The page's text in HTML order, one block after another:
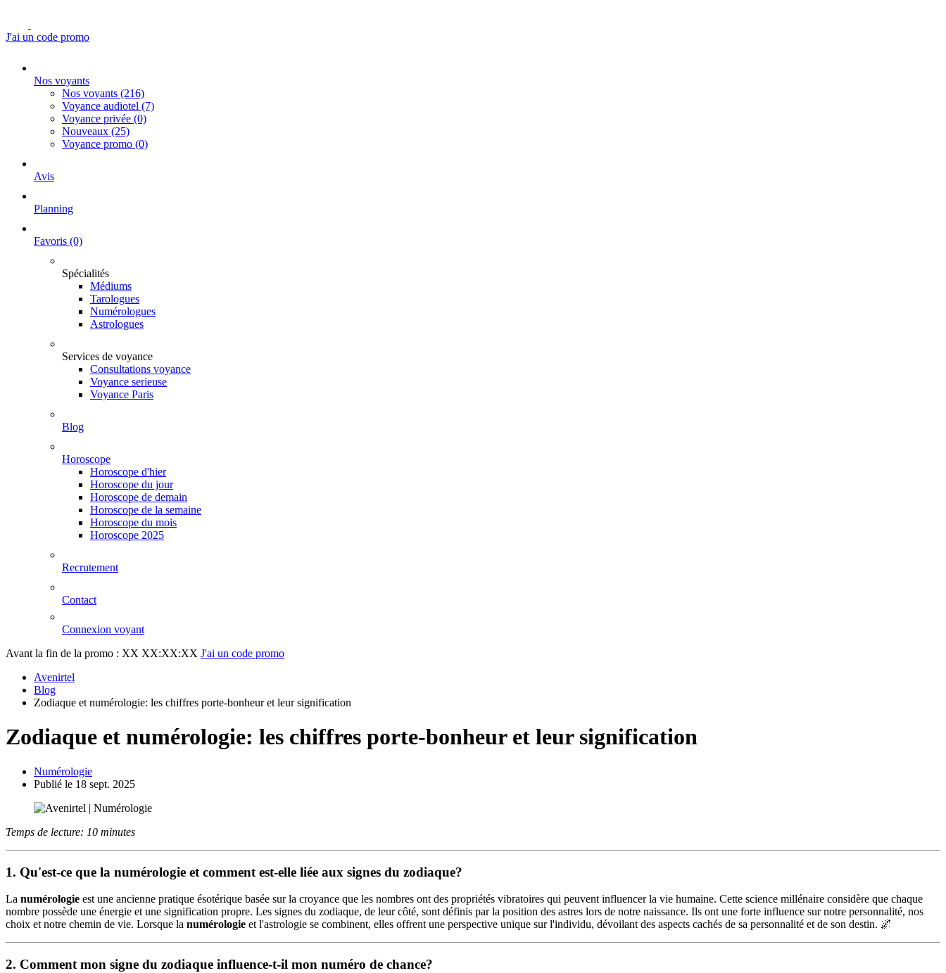
J'ai un code promo
Nos voyants
Nos voyants (216)
Voyance audiotel (7)
Voyance privée (0)
Nouveaux (25)
Voyance promo (0)
Avis
Planning
Favoris (0)
Spécialités
Médiums
Tarologues
Numérologues
Astrologues
Services de voyance
Consultations voyance
Voyance serieuse
Voyance Paris
Blog
Horoscope
Horoscope d'hier
Horoscope du jour
Horoscope de demain
Horoscope de la semaine
Horoscope du mois
Horoscope 2025
Recrutement
Contact
Connexion voyant
Avant la fin de la promo : XX XX:XX:XX J'ai un code promo
Avenirtel
Blog
Zodiaque et numérologie: les chiffres porte-bonheur et leur signification
Zodiaque et numérologie: les chiffres porte-bonheur et leur signification
Numérologie
Publié le 18 sept. 2025
Temps de lecture: 10 minutes
1. Qu'est-ce que la numérologie et comment est-elle liée aux signes du zodiaque?
La numérologie est une ancienne pratique ésotérique basée sur la croyance que les nombres ont des propriétés vibratoires qui peuvent influencer la vie humaine. Cette science millénaire considère que chaque
nombre possède une énergie et une signification propre. Les signes du zodiaque, de leur côté, sont définis par la position des astres lors de notre naissance. Ils ont une forte influence sur notre personnalité, nos
choix et notre chemin de vie. Lorsque la numérologie et l'astrologie se combinent, elles offrent une perspective unique sur l'individu, dévoilant des aspects cachés de sa personnalité et de son destin. 🌌
2. Comment mon signe du zodiaque influence-t-il mon numéro de chance?